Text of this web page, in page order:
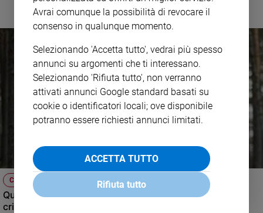
riscoprire il gusto dell’estate analogica
COLLOQUI COL PADRE
Quei bravi ragazzi lontani dalla fede: "testimonianza
cristiana" è diversa da "impegno civile"
Avrai comunque la possibilità di revocare il
consenso in qualunque momento.
Selezionando 'Accetta tutto', vedrai più spesso
annunci su argomenti che ti interessano.
Selezionando 'Rifiuta tutto', non verranno
attivati annunci Google standard basati su
cookie o identificatori locali; ove disponibile
potranno essere richiesti annunci limitati.
ACCETTA TUTTO
Rifiuta tutto